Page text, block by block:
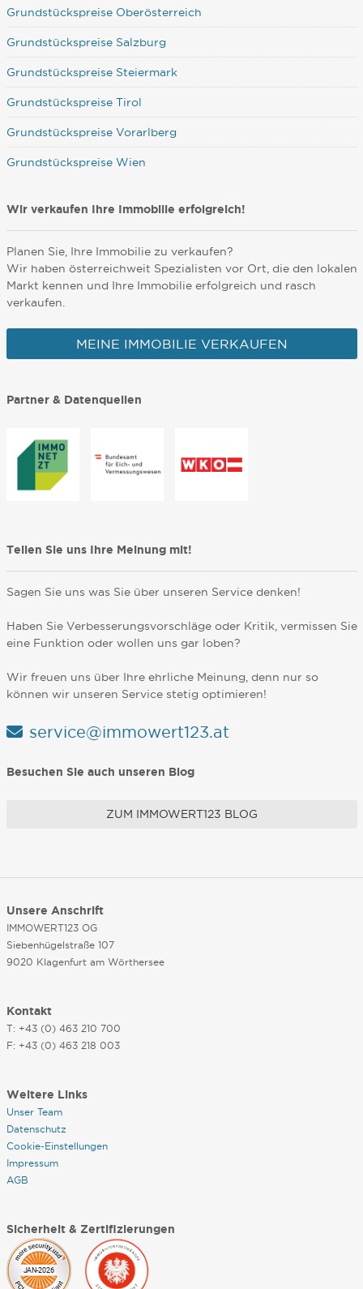
Grundstückspreise Oberösterreich
Grundstückspreise Salzburg
Grundstückspreise Steiermark
Grundstückspreise Tirol
Grundstückspreise Vorarlberg
Grundstückspreise Wien
Wir verkaufen Ihre Immobilie erfolgreich!
Planen Sie, Ihre Immobilie zu verkaufen?
Wir haben österreichweit Spezialisten vor Ort, die den lokalen
Markt kennen und Ihre Immobilie erfolgreich und rasch
verkaufen.
MEINE IMMOBILIE VERKAUFEN
Partner & Datenquellen
Teilen Sie uns Ihre Meinung mit!
Sagen Sie uns was Sie über unseren Service denken!
Haben Sie Verbesserungsvorschläge oder Kritik, vermissen Sie
eine Funktion oder wollen uns gar loben?
Wir freuen uns über Ihre ehrliche Meinung, denn nur so
können wir unseren Service stetig optimieren!
service@immowert123.at
Besuchen Sie auch unseren Blog
ZUM IMMOWERT123 BLOG
Unsere Anschrift
IMMOWERT123 OG
Siebenhügelstraße 107
9020 Klagenfurt am Wörthersee
Kontakt
T: +43 (0) 463 210 700
F: +43 (0) 463 218 003
Weitere Links
Unser Team
Datenschutz
Cookie-Einstellungen
Impressum
AGB
Sicherheit & Zertifizierungen